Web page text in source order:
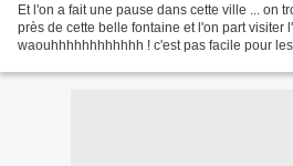
Et l'on a fait une pause dans cette ville ... on
près de cette belle fontaine et l'on part visiter
waouhhhhhhhhhhhh ! c'est pas facile pour